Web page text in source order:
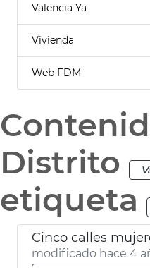
Valencia Ya
Vivienda
Web FDM
Distrito
etiqueta
Cinco calles
modificado hace 4